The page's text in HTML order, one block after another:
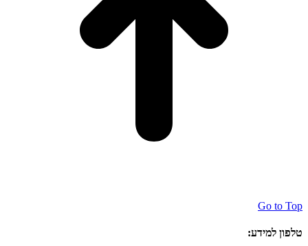
Go to Top
טלפון למידע: